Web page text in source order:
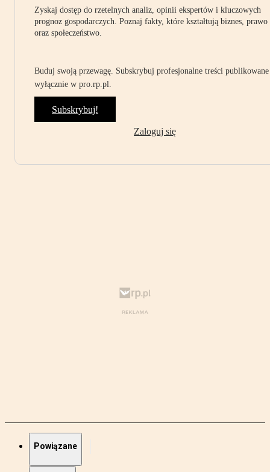
Zyskaj dostęp do rzetelnych analiz, opinii ekspertów i kluczowych
prognoz gospodarczych. Poznaj fakty, które kształtują biznes, prawo
oraz społeczeństwo.
Buduj swoją przewagę. Subskrybuj profesjonalne treści publikowane
wyłącznie w pro.rp.pl.
Subskrybuj!
Zaloguj się
Powiązane